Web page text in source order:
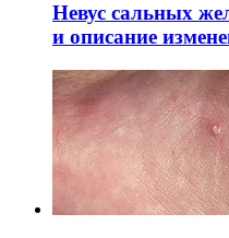
Невус сальных
и описание